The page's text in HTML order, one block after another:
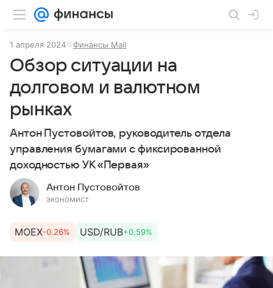
1 апреля 2024 Финансы Mail
Обзор ситуации на
долговом и валютном
рынках
Антон Пустовойтов, руководитель отдела
управления бумагами с фиксированной
доходностью УК «Первая»
Антон Пустовойтов
экономист
MOEX-0.26% USD/RUB+0.59%